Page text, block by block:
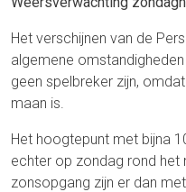
Het verschijnen van de
algemene
geen spelbreker zijn,
maan is.
Het hoogtepunt met bijna
echter op zondag rond het
zonsopgang zijn er dan